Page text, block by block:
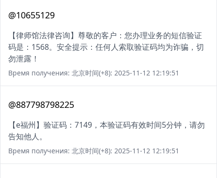
@10655129
【律师馆法律咨询】尊敬的客户：您办理业务的短信验证
码是：1568。安全提示：任何人索取验证码均为诈骗，切
勿泄露！
Время получения: 北京时间(+8): 2025-11-12 12:19:51
@887798798225
【e福州】验证码：7149，本验证码有效时间5分钟，请勿
告知他人。
Время получения: 北京时间(+8): 2025-11-12 12:19:51